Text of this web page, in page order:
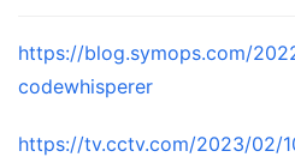
https://blog.symops.com/
codewhisperer
https://tv.cctv.com/2023/02/